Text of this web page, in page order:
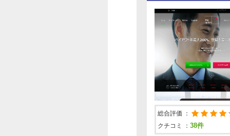
【スマートオプション】
2015-12-9
【スマートオプション】
2015-11-20
【スマートオプション】
2015-11-5
【スマートオプション】
2015-10-19
【スマートオプション】
2015-8-12
総合評価 ：
クチコミ ： 38件